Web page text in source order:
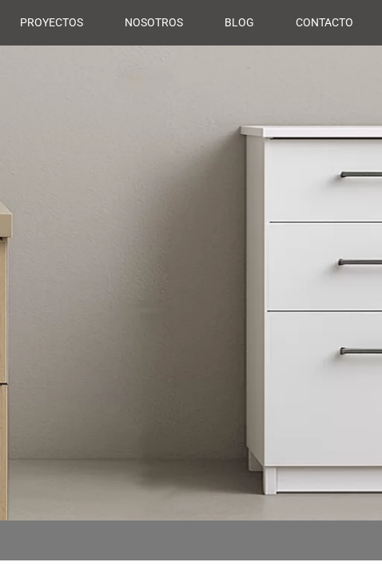
PROYECTOS NOSOTROS BLOG CONTACTO